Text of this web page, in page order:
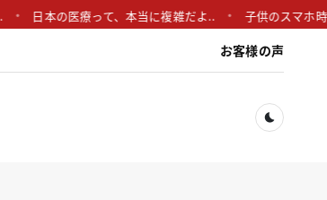
日本の医療って、本当に複雑だよ.. 子供のスマホ時間、
お客様の声